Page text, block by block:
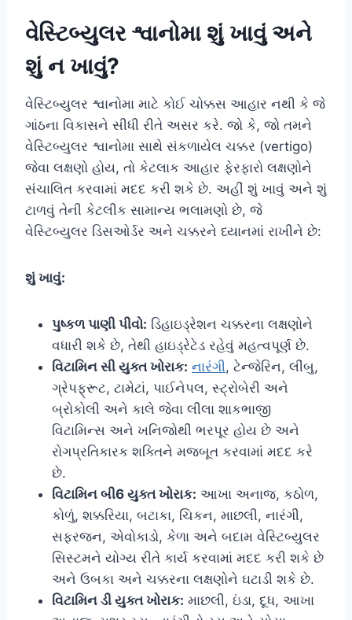
વેસ્ટિબ્યુલર શ્વાનોમા શું ખાવું અને
શું ન ખાવું?
વેસ્ટિબ્યુલર શ્વાનોમા માટે કોઈ ચોક્કસ આહાર નથી કે જે
ગાંઠના વિકાસને સીધી રીતે અસર કરે. જો કે, જો તમને
વેસ્ટિબ્યુલર શ્વાનોમા સાથે સંકળાયેલ ચક્કર (vertigo)
જેવા લક્ષણો હોય, તો કેટલાક આહાર ફેરફારો લક્ષણોને
સંચાલિત કરવામાં મદદ કરી શકે છે. અહીં શું ખાવું અને શું
ટાળવું તેની કેટલીક સામાન્ય ભલામણો છે, જે
વેસ્ટિબ્યુલર ડિસઓર્ડર અને ચક્કરને ધ્યાનમાં રાખીને છે:
શું ખાવું:
પુષ્કળ પાણી પીવો: ડિહાઇડ્રેશન ચક્કરના લક્ષણોને
વધારી શકે છે, તેથી હાઇડ્રેટેડ રહેવું મહત્વપૂર્ણ છે.
વિટામિન સી યુક્ત ખોરાક: નારંગી, ટેન્જેરિન, લીંબુ,
ગ્રેપફ્રૂટ, ટામેટાં, પાઈનેપલ, સ્ટ્રોબેરી અને
બ્રોકોલી અને કાલે જેવા લીલા શાકભાજી
વિટામિન્સ અને ખનિજોથી ભરપૂર હોય છે અને
રોગપ્રતિકારક શક્તિને મજબૂત કરવામાં મદદ કરે
છે.
વિટામિન બી6 યુક્ત ખોરાક: આખા અનાજ, કઠોળ,
કોળું, શક્કરિયા, બટાકા, ચિકન, માછલી, નારંગી,
સફરજન, એવોકાડો, કેળા અને બદામ વેસ્ટિબ્યુલર
સિસ્ટમને યોગ્ય રીતે કાર્ય કરવામાં મદદ કરી શકે છે
અને ઉબકા અને ચક્કરના લક્ષણોને ઘટાડી શકે છે.
વિટામિન ડી યુક્ત ખોરાક: માછલી, ઇંડા, દૂધ, આખા